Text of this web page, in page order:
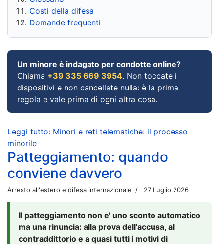
Costi della difesa
Domande frequenti
Un minore è indagato per condotte online?
Chiama +39 335 669 3954. Non toccate i
dispositivi e non cancellate nulla: è la prima
regola e vale prima di ogni altra cosa.
Leggi tutto: Minori e reti telematiche: il processo
minorile
Patteggiamento: quando
conviene davvero
Arresto all'estero e difesa internazionale 27 Luglio 2026
Il patteggiamento non e' uno sconto automatico
ma una rinuncia: alla prova dell'accusa, al
contraddittorio e a quasi tutti i motivi di